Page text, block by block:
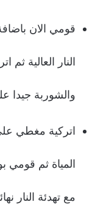
قومي الان
النار العالية ثم
والشوربة جيدا
اتركية مغطي علي
المياة ثم قومي
مع تهدئة النار